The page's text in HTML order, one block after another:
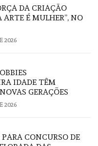
DA CRIAÇÃO
É MULHER”, NO
2026
IDADE TÊM
GERAÇÕES
2026
CONCURSO DE